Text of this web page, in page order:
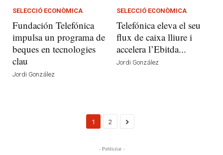
SELECCIÓ ECONÒMICA
Fundación Telefónica
impulsa un programa de
beques en tecnologies
clau
Jordi González
SELECCIÓ ECONÒMICA
Telefónica eleva el seu
flux de caixa lliure i
accelera l’Ebitda...
Jordi González
1 2
- Publicitat -